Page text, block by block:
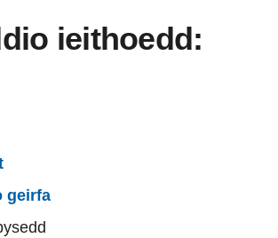
ieithoedd:
geirfa